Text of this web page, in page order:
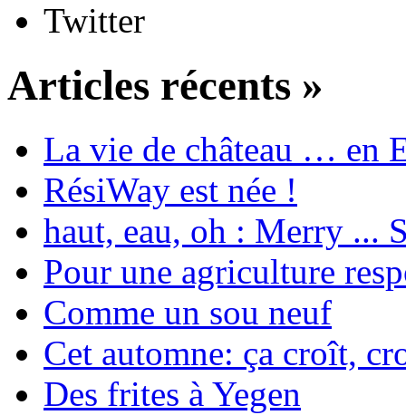
Twitter
Articles récents »
La vie de château … en
RésiWay est née !
haut, eau, oh : Merry ...
Pour une agriculture
Comme un sou neuf
Cet automne: ça croît,
Des frites à Yegen